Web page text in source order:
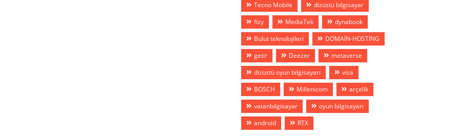
Tecno Mobile
dizüstü bilgisayar
fizy
MediaTek
dynabook
Bulut teknolojileri
DOMAİN-HOSTİNG
getir
Deezer
metaverse
dizüstü oyun bilgisayarı
visa
BOSCH
Millenicom
arçelik
vatanbilgisayar
oyun bilgisayarı
android
RTX